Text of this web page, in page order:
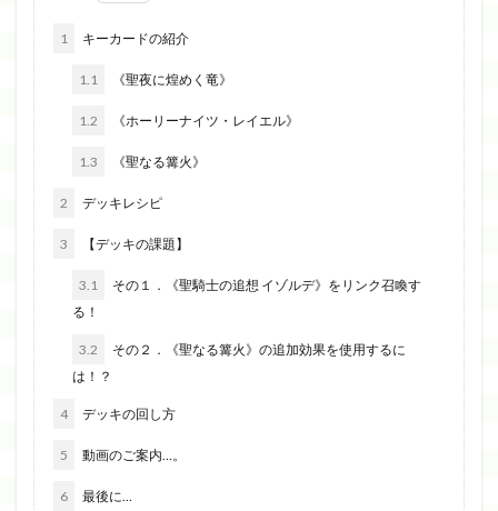
1 キーカードの紹介
1.1 《聖夜に煌めく竜》
1.2 《ホーリーナイツ・レイエル》
1.3 《聖なる篝火》
2 デッキレシピ
3 【デッキの課題】
3.1
その１．《聖騎士の追想 イゾルデ》をリンク召喚す
る！
3.2
は！？
4 デッキの回し方
5 動画のご案内…。
6 最後に…